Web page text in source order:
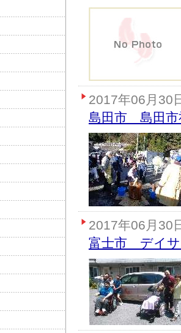
2017年06月30
島田市 島田市
2017年06月30
富士市 デイ